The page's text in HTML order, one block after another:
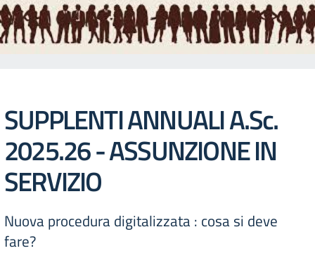
SUPPLENTI ANNUALI A.Sc.
2025.26 - ASSUNZIONE IN
SERVIZIO
Nuova procedura digitalizzata : cosa si deve
fare?